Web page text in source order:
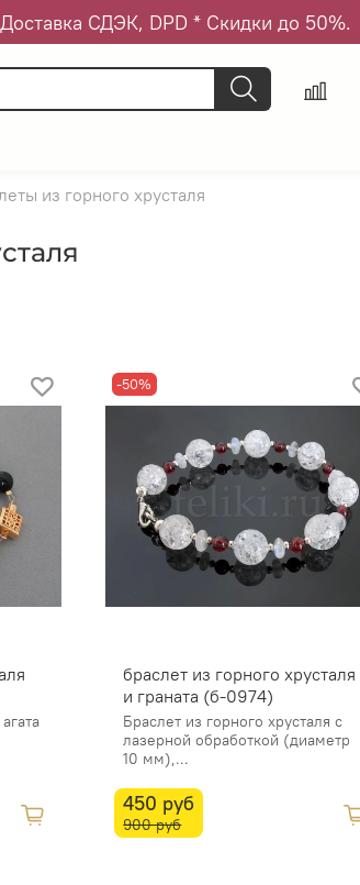
СДЭК, DPD * Скидки до 50%.
из горного хрусталя
-50%
браслет из горного хрусталя
и граната (б-0974)
Браслет из горного хрусталя с
лазерной обработкой (диаметр
10 мм),...
450 руб
900 руб